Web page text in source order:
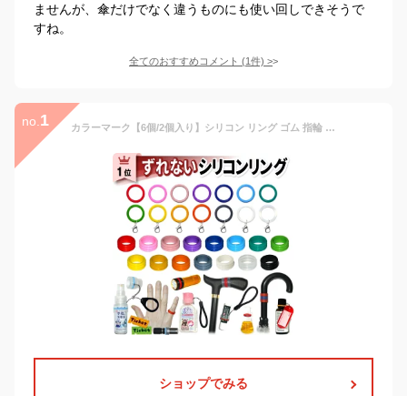
ませんが、傘だけでなく違うものにも使い回しできそうで
すね。
全てのおすすめコメント (1件) >
no. 1 カラーマーク【6個/2個入り】シリコン リング ゴム 指輪 アンブレラマーカー 傘 杖 目印 傘マーカー チャーム カニカン 持ち手 グリップ カバー テープ 滑り止め ハンドジェル 手ピカジェル ジェル スプレー 消毒液 ボトル ホルダー 携帯 消毒 除菌 ペットボトル マーカー
ショップでみる